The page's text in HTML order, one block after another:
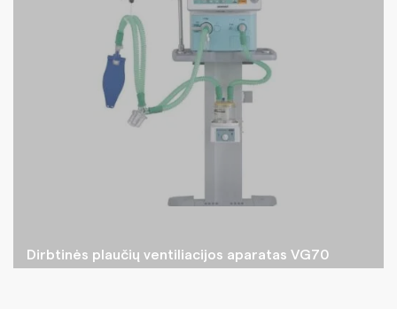
Dirbtinės plaučių ventiliacijos aparatas VG70